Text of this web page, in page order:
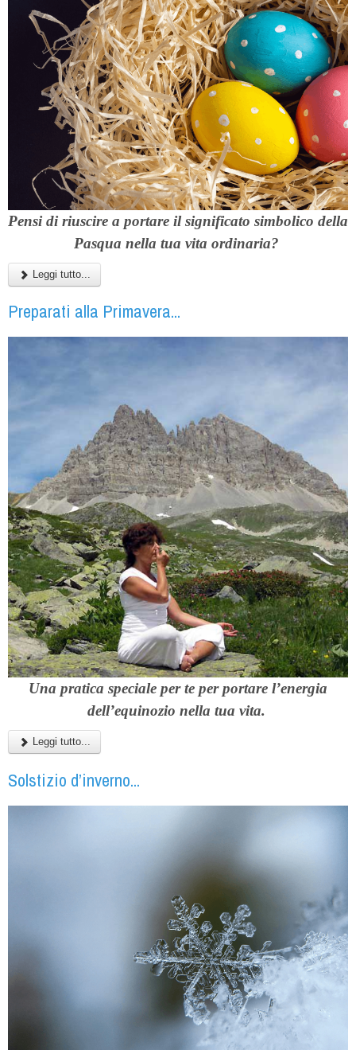
Pensi di riuscire a portare il significato simbolico della
Pasqua nella tua vita ordinaria?
Leggi tutto...
Preparati alla Primavera...
Una pratica speciale per te per portare l’energia
dell’equinozio nella tua vita.
Leggi tutto...
Solstizio d’inverno...